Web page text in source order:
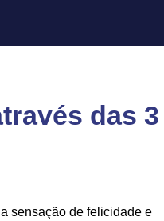
das 3
sensação de felicidade e